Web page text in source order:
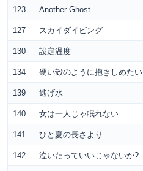
123 Another Ghost
127 スカイダイビング
130 設定温度
134 硬い殻のように抱きしめたい
139 逃げ水
140 女は一人じゃ眠れない
141 ひと夏の長さより…
142 泣いたっていいじゃないか?